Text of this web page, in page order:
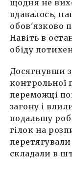
щодня не
вдавалось,
обов'язково
Навіть в
обіду
Досягнувши
контрольної
переможці
загону і
подальшу
гілок на
складали в